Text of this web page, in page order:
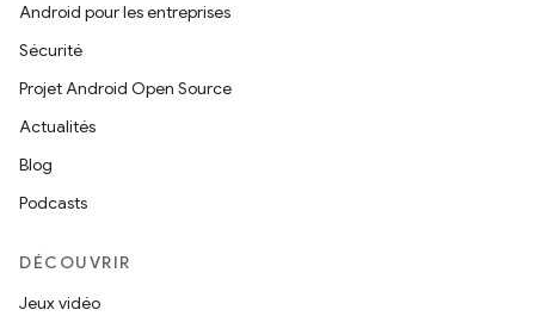
Android pour les entreprises
Sécurité
Projet Android Open Source
Actualités
Blog
Podcasts
DÉCOUVRIR
Jeux vidéo